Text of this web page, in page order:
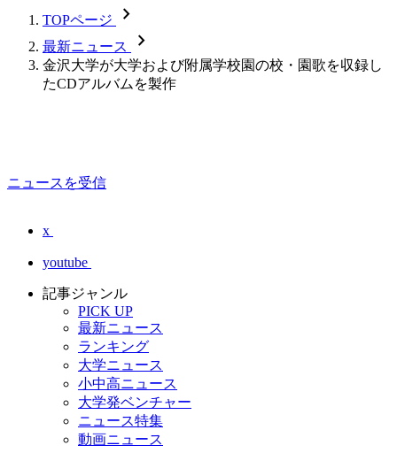
TOPページ chevron_forward
最新ニュース chevron_forward
金沢大学が大学および附属学校園の校・園歌を収録し
たCDアルバムを製作
ニュースを受信
x
youtube
記事ジャンル
PICK UP
最新ニュース
ランキング
大学ニュース
小中高ニュース
大学発ベンチャー
ニュース特集
動画ニュース